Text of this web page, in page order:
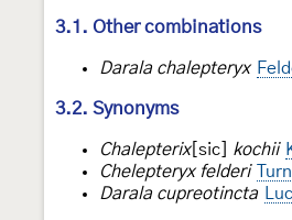
3.1. Other combinations
Darala chalepteryx
3.2. Synonyms
Chalepterix[sic] kochii
Chelepteryx felderi
Darala cupreotincta